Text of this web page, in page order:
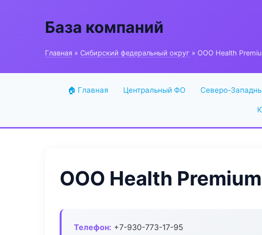
База компаний
Главная » Сибирский федеральный округ » ООО Health
🏠 Главная Центральный ФО Северо-
ООО Health Premium
Телефон: +7-930-773-17-95